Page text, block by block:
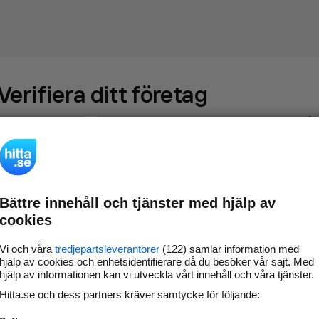
ditt företag
som69 550företag - ta kontroll över din företagssida på
hitta.se och syns bättre mot kunder i ditt närområde. Helt
kostnadsfritt.
Uppdatera din
företagsinformation
Svara på och hantera dina
Gå vidare
Bättre innehåll och tjänster med hjälp av
cookies
Vi och våra tredjepartsleverantörer (122) samlar information med
hjälp av cookies och enhetsidentifierare då du besöker vår sajt. Med
hjälp av informationen kan vi utveckla vårt innehåll och våra tjänster.
Hitta.se och dess partners kräver samtycke för följande: